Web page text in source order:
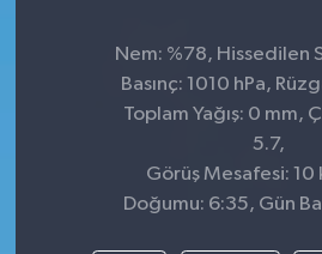
Nem: %78, Hissedilen
Basınç: 1010 hPa,
Toplam Yağış: 0 mm,
5.7,
Görüş Mesafesi: 10
Doğumu: 6:35, Gün